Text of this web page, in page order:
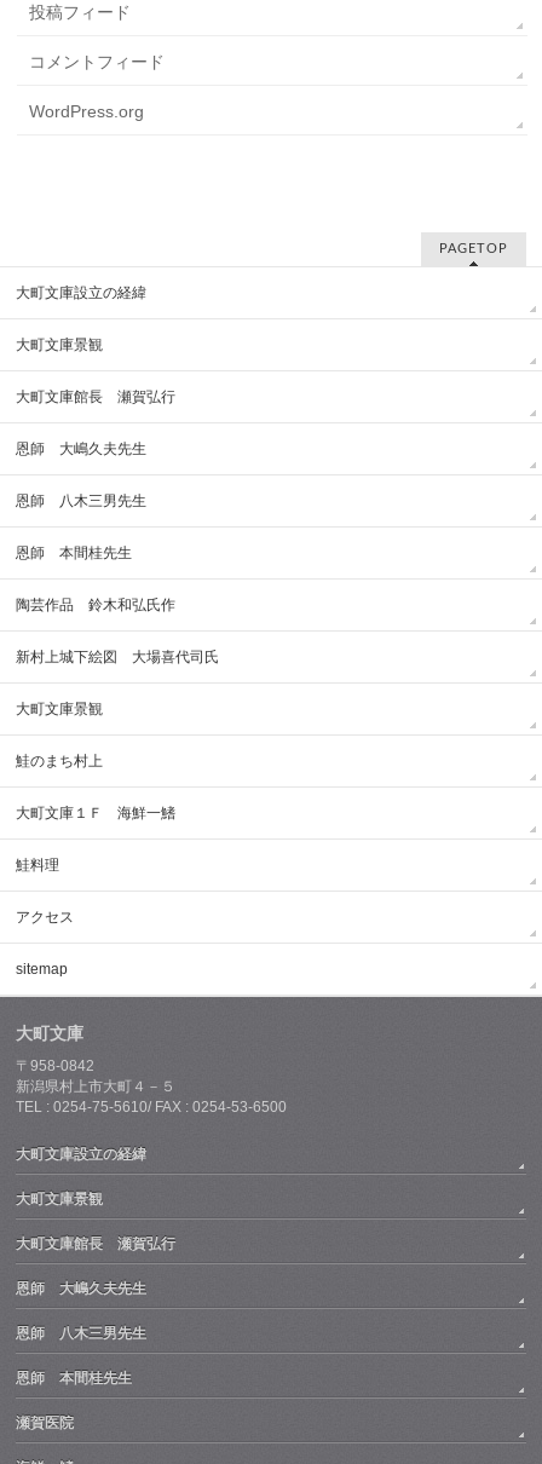
投稿フィード
コメントフィード
WordPress.org
PAGETOP
大町文庫設立の経緯
大町文庫景観
大町文庫館長 瀬賀弘行
恩師 大嶋久夫先生
恩師 八木三男先生
恩師 本間桂先生
陶芸作品 鈴木和弘氏作
新村上城下絵図 大場喜代司氏
大町文庫景観
鮭のまち村上
大町文庫１Ｆ 海鮮一鰭
鮭料理
アクセス
sitemap
大町文庫
〒958-0842
新潟県村上市大町４－５
TEL : 0254-75-5610/ FAX : 0254-53-6500
大町文庫設立の経緯
大町文庫景観
大町文庫館長 瀬賀弘行
恩師 大嶋久夫先生
恩師 八木三男先生
恩師 本間桂先生
瀬賀医院